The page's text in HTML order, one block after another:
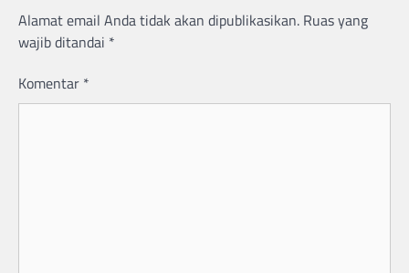
Alamat email Anda tidak akan dipublikasikan. Ruas yang
wajib ditandai *
Komentar *